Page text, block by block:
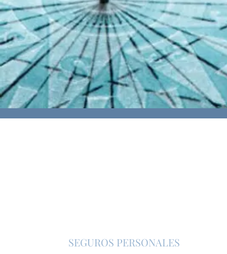
SEGUROS PERSONALES